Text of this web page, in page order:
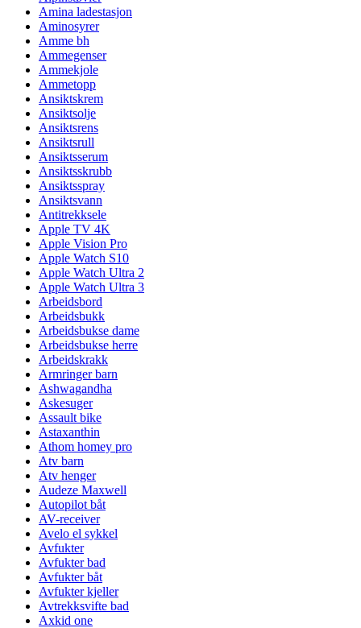
Amina ladestasjon
Aminosyrer
Amme bh
Ammegenser
Ammekjole
Ammetopp
Ansiktskrem
Ansiktsolje
Ansiktsrens
Ansiktsrull
Ansiktsserum
Ansiktsskrubb
Ansiktsspray
Ansiktsvann
Antitrekksele
Apple TV 4K
Apple Vision Pro
Apple Watch S10
Apple Watch Ultra 2
Apple Watch Ultra 3
Arbeidsbord
Arbeidsbukk
Arbeidsbukse dame
Arbeidsbukse herre
Arbeidskrakk
Armringer barn
Ashwagandha
Askesuger
Assault bike
Astaxanthin
Athom homey pro
Atv barn
Atv henger
Audeze Maxwell
Autopilot båt
AV-receiver
Avelo el sykkel
Avfukter
Avfukter bad
Avfukter båt
Avfukter kjeller
Avtrekksvifte bad
Axkid one